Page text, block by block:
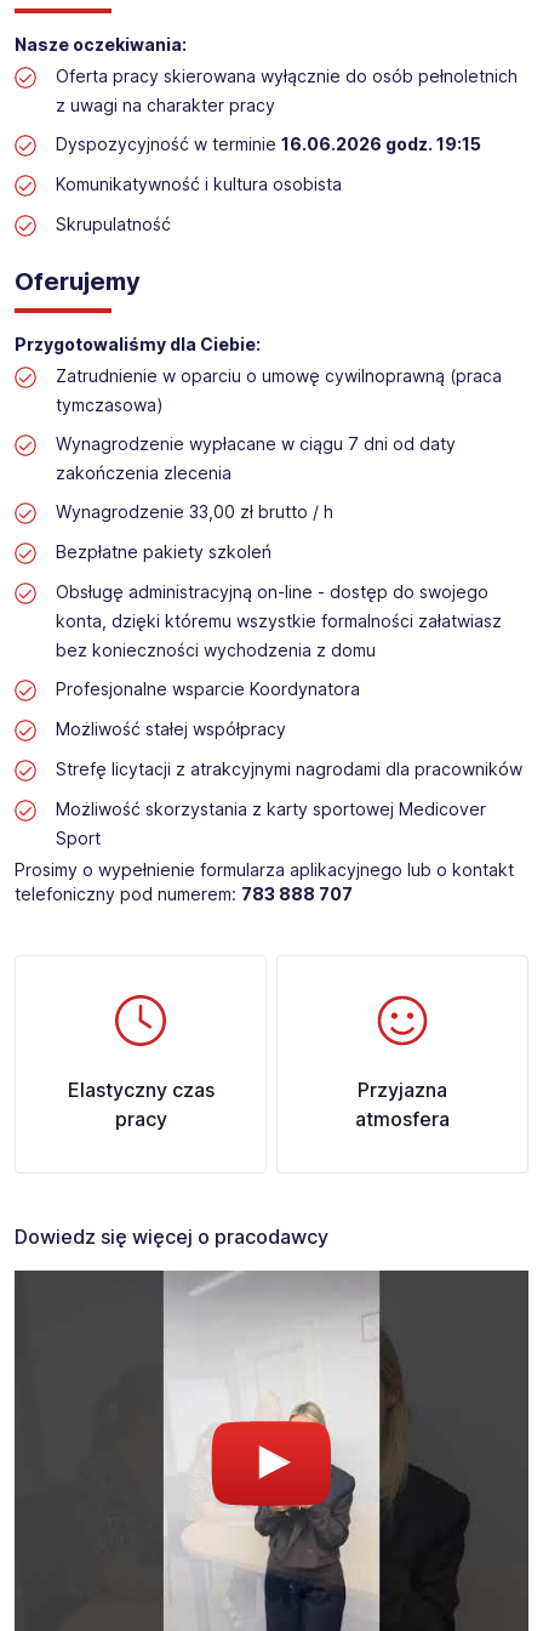
Nasze oczekiwania:
Oferta pracy skierowana wyłącznie do osób pełnoletnich
z uwagi na charakter pracy
Dyspozycyjność w terminie 16.06.2026 godz. 19:15
Komunikatywność i kultura osobista
Skrupulatność
Oferujemy
Przygotowaliśmy dla Ciebie:
Zatrudnienie w oparciu o umowę cywilnoprawną (praca
tymczasowa)
Wynagrodzenie wypłacane w ciągu 7 dni od daty
zakończenia zlecenia
Wynagrodzenie 33,00 zł brutto / h
Bezpłatne pakiety szkoleń
Obsługę administracyjną on-line - dostęp do swojego
konta, dzięki któremu wszystkie formalności załatwiasz
bez konieczności wychodzenia z domu
Profesjonalne wsparcie Koordynatora
Możliwość stałej współpracy
Strefę licytacji z atrakcyjnymi nagrodami dla pracowników
Możliwość skorzystania z karty sportowej Medicover
Sport
Prosimy o wypełnienie formularza aplikacyjnego lub o kontakt
telefoniczny pod numerem: 783 888 707
Elastyczny czas
pracy
Przyjazna
atmosfera
Dowiedz się więcej o pracodawcy